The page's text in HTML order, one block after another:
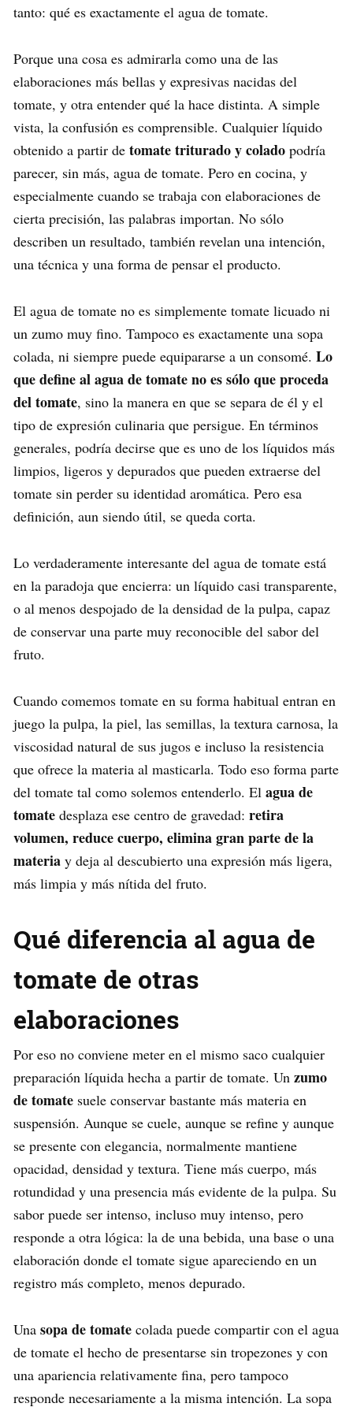
tanto: qué es exactamente el agua de tomate.
Porque una cosa es admirarla como una de las
elaboraciones más bellas y expresivas nacidas del
tomate, y otra entender qué la hace distinta. A simple
vista, la confusión es comprensible. Cualquier líquido
obtenido a partir de tomate triturado y colado podría
parecer, sin más, agua de tomate. Pero en cocina, y
especialmente cuando se trabaja con elaboraciones de
cierta precisión, las palabras importan. No sólo
describen un resultado, también revelan una intención,
una técnica y una forma de pensar el producto.
El agua de tomate no es simplemente tomate licuado ni
un zumo muy fino. Tampoco es exactamente una sopa
colada, ni siempre puede equipararse a un consomé. Lo
que define al agua de tomate no es sólo que proceda
del tomate, sino la manera en que se separa de él y el
tipo de expresión culinaria que persigue. En términos
generales, podría decirse que es uno de los líquidos más
limpios, ligeros y depurados que pueden extraerse del
tomate sin perder su identidad aromática. Pero esa
definición, aun siendo útil, se queda corta.
Lo verdaderamente interesante del agua de tomate está
en la paradoja que encierra: un líquido casi transparente,
o al menos despojado de la densidad de la pulpa, capaz
de conservar una parte muy reconocible del sabor del
fruto.
Cuando comemos tomate en su forma habitual entran en
juego la pulpa, la piel, las semillas, la textura carnosa, la
viscosidad natural de sus jugos e incluso la resistencia
que ofrece la materia al masticarla. Todo eso forma parte
del tomate tal como solemos entenderlo. El agua de
tomate desplaza ese centro de gravedad: retira
volumen, reduce cuerpo, elimina gran parte de la
materia y deja al descubierto una expresión más ligera,
más limpia y más nítida del fruto.
Qué diferencia al agua de
tomate de otras
elaboraciones
Por eso no conviene meter en el mismo saco cualquier
preparación líquida hecha a partir de tomate. Un zumo
de tomate suele conservar bastante más materia en
suspensión. Aunque se cuele, aunque se refine y aunque
se presente con elegancia, normalmente mantiene
opacidad, densidad y textura. Tiene más cuerpo, más
rotundidad y una presencia más evidente de la pulpa. Su
sabor puede ser intenso, incluso muy intenso, pero
responde a otra lógica: la de una bebida, una base o una
elaboración donde el tomate sigue apareciendo en un
registro más completo, menos depurado.
Una sopa de tomate colada puede compartir con el agua
de tomate el hecho de presentarse sin tropezones y con
una apariencia relativamente fina, pero tampoco
responde necesariamente a la misma intención. La sopa